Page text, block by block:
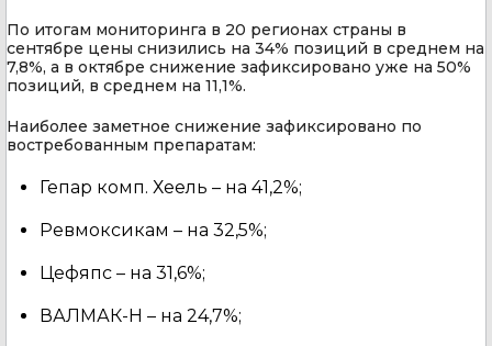
По итогам мониторинга в 20 регионах страны в
сентябре цены снизились на 34% позиций в среднем на
7,8%, а в октябре снижение зафиксировано уже на 50%
позиций, в среднем на 11,1%.
Наиболее заметное снижение зафиксировано по
востребованным препаратам:
Гепар комп. Хеель – на 41,2%;
Ревмоксикам – на 32,5%;
Цефяпс – на 31,6%;
ВАЛМАК-Н – на 24,7%;